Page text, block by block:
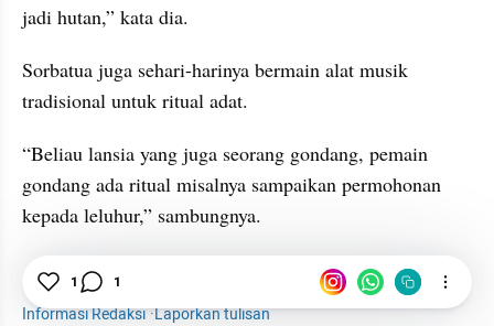
jadi hutan,” kata dia.
Sorbatua juga sehari-harinya bermain alat musik
tradisional untuk ritual adat.
“Beliau lansia yang juga seorang gondang, pemain
gondang ada ritual misalnya sampaikan permohonan
kepada leluhur,” sambungnya.
News Polda Sumut
Informasi Redaksi·Laporkan tulisan
1 1